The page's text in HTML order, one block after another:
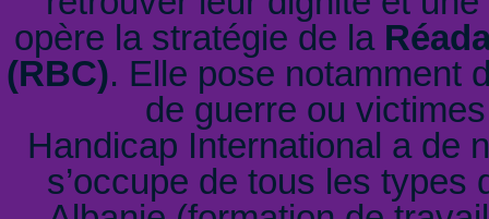
opère la stratégie de la
(RBC). Elle pose notamment
de guerre ou
Handicap International a de
s’occupe de tous les